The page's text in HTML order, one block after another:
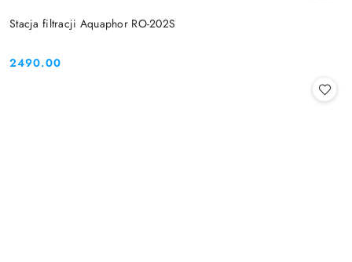
Stacja filtracji Aquaphor RO-202S
Cena:
2490.00